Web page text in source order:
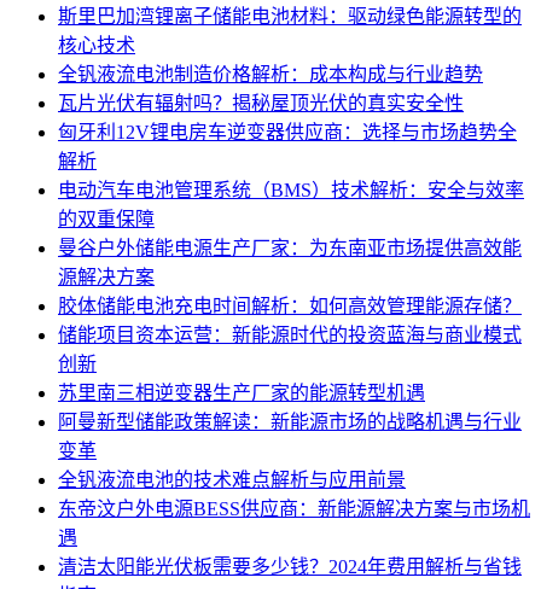
斯里巴加湾锂离子储能电池材料：驱动绿色能源转型的
核心技术
全钒液流电池制造价格解析：成本构成与行业趋势
瓦片光伏有辐射吗？揭秘屋顶光伏的真实安全性
匈牙利12V锂电房车逆变器供应商：选择与市场趋势全
解析
电动汽车电池管理系统（BMS）技术解析：安全与效率
的双重保障
曼谷户外储能电源生产厂家：为东南亚市场提供高效能
源解决方案
胶体储能电池充电时间解析：如何高效管理能源存储？
储能项目资本运营：新能源时代的投资蓝海与商业模式
创新
苏里南三相逆变器生产厂家的能源转型机遇
阿曼新型储能政策解读：新能源市场的战略机遇与行业
变革
全钒液流电池的技术难点解析与应用前景
东帝汶户外电源BESS供应商：新能源解决方案与市场机
遇
清洁太阳能光伏板需要多少钱？2024年费用解析与省钱